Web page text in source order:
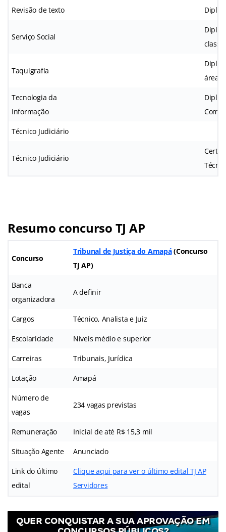
Revisão de texto
Serviço Social
classe
Taquigrafia
área
Tecnologia da
Informação
Técnico Judiciário
Técnico Judiciário
Resumo concurso TJ AP
Concurso
Tribunal de Justiça do Amapá(Concurso
TJ AP)
Banca
organizadora
A definir
Cargos Técnico, Analista e Juiz
Escolaridade Níveis médio e superior
Carreiras Tribunais, Jurídica
Lotação Amapá
Número de
vagas
234 vagas previstas
Remuneração Inicial de até R$ 15,3 mil
Situação Agente Anunciado
Link do último
edital
Clique aqui para ver o último edital TJ AP
Servidores
QUER CONQUISTAR A SUA APROVAÇÃO EM